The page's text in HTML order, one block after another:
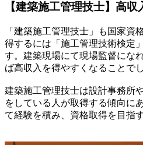
【建築施工管理技士】高収
「建築施工管理技士」も国家資
得するには「施工管理技術検定
す。建築現場にて現場監督にな
ば高収入を得やすくなることでし
建築施工管理技士は設計事務所
をしている人が取得する傾向に
て経験を積み、資格取得を目指